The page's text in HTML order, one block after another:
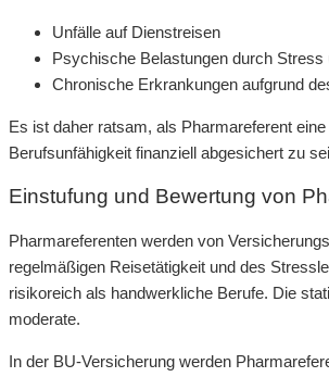
Unfälle auf Dienstreisen
Psychische Belastungen durch Stress
Chronische Erkrankungen aufgrund
Es ist daher ratsam, als Pharmareferent
Berufsunfähigkeit finanziell abgesichert zu
Einstufung und Bewertung von
Pharmareferenten werden von
regelmäßigen Reisetätigkeit und des
risikoreich als handwerkliche Berufe. Die
moderate.
In der BU-Versicherung werden